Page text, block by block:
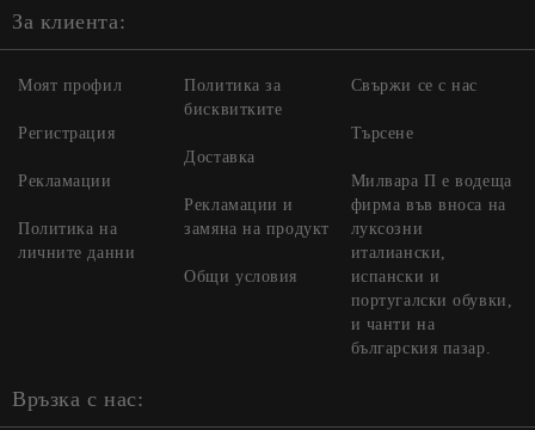
За клиента:
Моят профил
Регистрация
Рекламации
Политика на
личните данни
Политика за
бисквитките
Доставка
Рекламации и
замяна на продукт
Общи условия
Свържи се с нас
Търсене
Милвара П е водеща
фирма във вноса на
луксозни
италиански,
испански и
португалски обувки,
и чанти на
българския пазар.
Връзка с нас: